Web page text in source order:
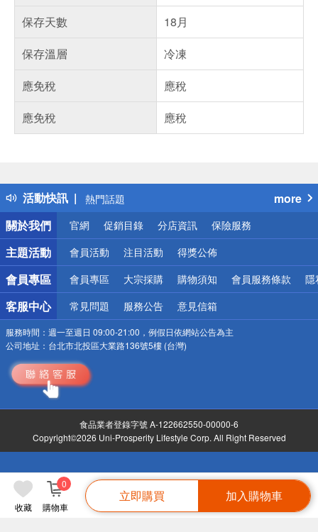
收藏 購物車
0
立即購買 加入購物車
保存天數
18月
保存溫層
冷凍
應免稅
應稅
應免稅
應稅
活動快訊
得獎公告
熱門話題
銀行優惠
偏遠地區配送
詐騙網頁！請小心！
more
關於我們
官網 促銷目錄 分店資訊 保險服務
主題活動 會員活動 注目活動 得獎公佈
會員專區 會員專區 大宗採購 購物須知 會員服務條款 隱
客服中心 常見問題 服務公告 意見信箱
服務時間： 週一至週日 09:00-21:00，例假日依網站公告為主
公司地址： 台北市北投區大業路136號5樓 (台灣)
食品業者登錄字號 A-122662550-00000-6
Copyright©2026 Uni-Prosperity Lifestyle Corp. All Right Reserved